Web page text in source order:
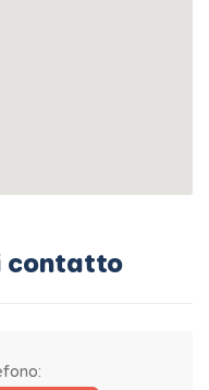
contatto